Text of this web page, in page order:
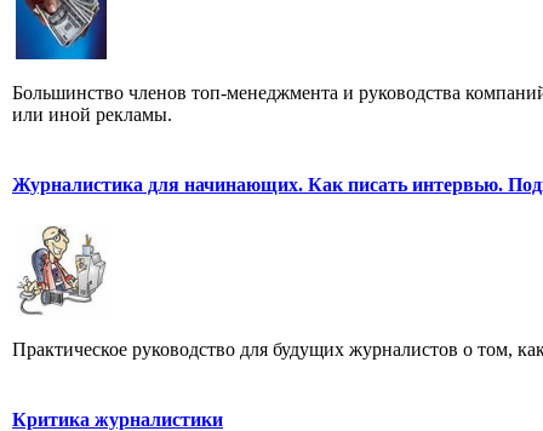
Большинство членов топ-менеджмента и руководства
или иной рекламы.
Журналистика для начинающих. Как писать интервью.
Практическое руководство для будущих журналистов о том,
Критика журналистики